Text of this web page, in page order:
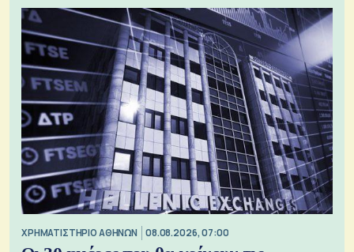
XΡΗΜΑΤΙΣΤΗΡΙΟ ΑΘΗΝΩΝ 08.08.2026, 07:00